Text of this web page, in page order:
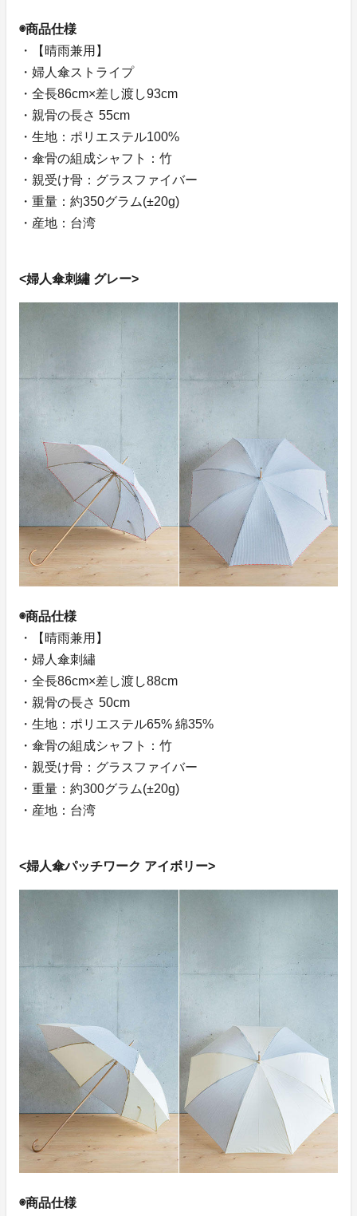
◉商品仕様
・【晴雨兼用】
・婦人傘ストライプ
・全長86cm×差し渡し93cm
・親骨の長さ 55cm
・生地：ポリエステル100%
・傘骨の組成シャフト：竹
・親受け骨：グラスファイバー
・重量：約350グラム(±20g)
・産地：台湾
<婦人傘刺繡 グレー>
◉商品仕様
・【晴雨兼用】
・婦人傘刺繡
・全長86cm×差し渡し88cm
・親骨の長さ 50cm
・生地：ポリエステル65% 綿35%
・傘骨の組成シャフト：竹
・親受け骨：グラスファイバー
・重量：約300グラム(±20g)
・産地：台湾
<婦人傘パッチワーク アイボリー>
◉商品仕様